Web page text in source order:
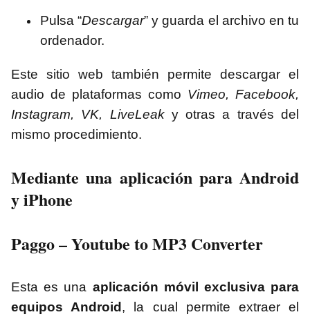
Pulsa “Descargar” y guarda el archivo en tu
ordenador.
Este sitio web también permite descargar el
audio de plataformas como Vimeo, Facebook,
Instagram, VK, LiveLeaky otras a través del
mismo procedimiento.
Mediante una aplicación para Android
y iPhone
Paggo – Youtube to MP3 Converter
Esta es una aplicación móvil exclusiva para
equipos Android , la cual permite extraer el